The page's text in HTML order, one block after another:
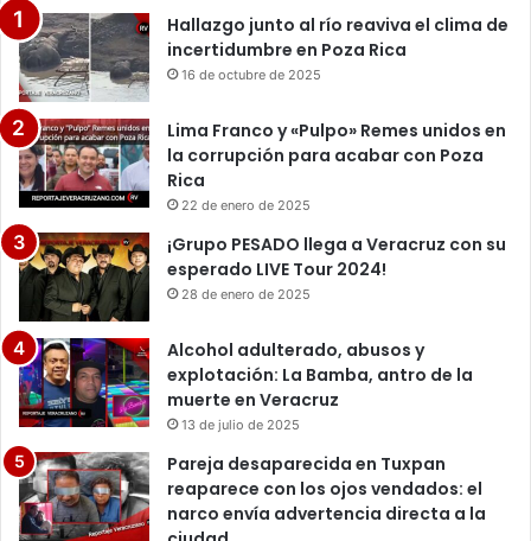
Hallazgo junto al río reaviva el clima de
incertidumbre en Poza Rica
16 de octubre de 2025
Lima Franco y «Pulpo» Remes unidos en
la corrupción para acabar con Poza
Rica
22 de enero de 2025
¡Grupo PESADO llega a Veracruz con su
esperado LIVE Tour 2024!
28 de enero de 2025
Alcohol adulterado, abusos y
explotación: La Bamba, antro de la
muerte en Veracruz
13 de julio de 2025
Pareja desaparecida en Tuxpan
reaparece con los ojos vendados: el
narco envía advertencia directa a la